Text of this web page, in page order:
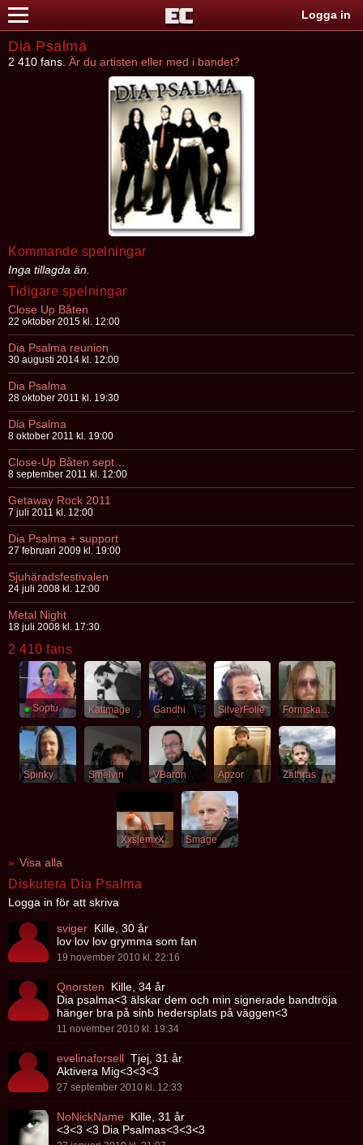
Logga in
Dia Psalma
2 410 fans. Är du artisten eller med i bandet?
Kommande spelningar
Inga tillagda än.
Tidigare spelningar
Close Up Båten
22 oktober 2015 kl. 12:00
Dia Psalma reunion
30 augusti 2014 kl. 12:00
Dia Psalma
28 oktober 2011 kl. 19:30
Dia Psalma
8 oktober 2011 kl. 19:00
8 september 2011 kl. 12:00
Getaway Rock 2011
7 juli 2011 kl. 12:00
Dia Psalma + support
27 februari 2009 kl. 19:00
Sjuhäradsfestivalen
24 juli 2008 kl. 12:00
Metal Night
18 juli 2008 kl. 17:30
2 410 fans
●Soptunnekatt Kattmage Gandhi SilverFolie Formskapelse
Spinky Smelvin VBaron Apzor Zathras
XxslemxX Smage
Visa alla
Diskutera Dia Psalma
Logga in för att skriva
sviger Kille, 30 år
lov lov lov grymma som fan
19 november 2010 kl. 22:16
Qnorsten
Kille, 34 år
Dia psalma<3 älskar dem och min signerade bandtröja
hänger bra på sinb hedersplats på väggen<3
11 november 2010 kl. 19:34
evelinaforsell Tjej, 31 år
Aktivera Mig<3<3<3
27 september 2010 kl. 12:33
NoNickName Kille, 31 år
<3<3 <3 Dia Psalmas<3<3<3